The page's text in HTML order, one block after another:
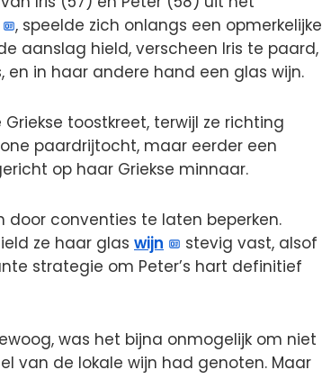
, speelde zich onlangs een opmerkelijke
aanslag hield, verscheen Iris te paard,
in haar andere hand een glas wijn.
toostkreet, terwijl ze richting
paardrijtocht, maar eerder een
op haar Griekse minnaar.
door conventies te laten beperken.
ze haar glas wijn
stevig vast, alsof
strategie om Peter’s hart definitief
was het bijna onmogelijk om niet
van de lokale wijn had genoten. Maar